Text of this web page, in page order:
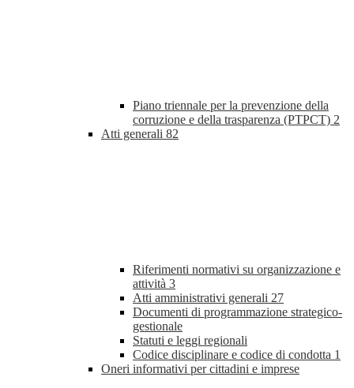
Piano triennale per la prevenzione della
corruzione e della trasparenza (PTPCT) 2
Atti generali 82
Riferimenti normativi su organizzazione e
attività 3
Atti amministrativi generali 27
Documenti di programmazione strategico-
gestionale
Statuti e leggi regionali
Codice disciplinare e codice di condotta 1
Oneri informativi per cittadini e imprese